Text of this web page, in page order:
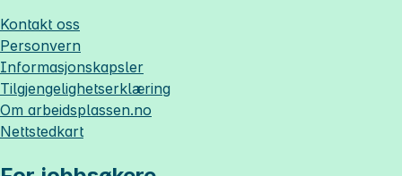
Kontakt oss
Personvern
Informasjonskapsler
Tilgjengelighetserklæring
Om arbeidsplassen.no
Nettstedkart